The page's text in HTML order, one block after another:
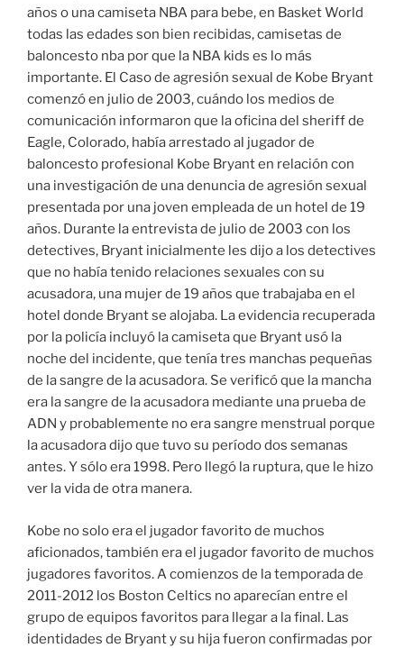
años o una camiseta NBA para bebe, en Basket World
todas las edades son bien recibidas, camisetas de
baloncesto nba por que la NBA kids es lo más
importante. El Caso de agresión sexual de Kobe Bryant
comenzó en julio de 2003, cuándo los medios de
comunicación informaron que la oficina del sheriff de
Eagle, Colorado, había arrestado al jugador de
baloncesto profesional Kobe Bryant en relación con
una investigación de una denuncia de agresión sexual
presentada por una joven empleada de un hotel de 19
años. Durante la entrevista de julio de 2003 con los
detectives, Bryant inicialmente les dijo a los detectives
que no había tenido relaciones sexuales con su
acusadora, una mujer de 19 años que trabajaba en el
hotel donde Bryant se alojaba. La evidencia recuperada
por la policía incluyó la camiseta que Bryant usó la
noche del incidente, que tenía tres manchas pequeñas
de la sangre de la acusadora. Se verificó que la mancha
era la sangre de la acusadora mediante una prueba de
ADN y probablemente no era sangre menstrual porque
la acusadora dijo que tuvo su período dos semanas
antes. Y sólo era 1998. Pero llegó la ruptura, que le hizo
ver la vida de otra manera.
Kobe no solo era el jugador favorito de muchos
aficionados, también era el jugador favorito de muchos
jugadores favoritos. A comienzos de la temporada de
2011-2012 los Boston Celtics no aparecían entre el
grupo de equipos favoritos para llegar a la final. Las
identidades de Bryant y su hija fueron confirmadas por